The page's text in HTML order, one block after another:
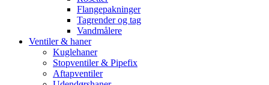
Flangepakninger
Tagrender og tag
Vandmålere
Ventiler & haner
Kuglehaner
Stopventiler & Pipefix
Aftapventiler